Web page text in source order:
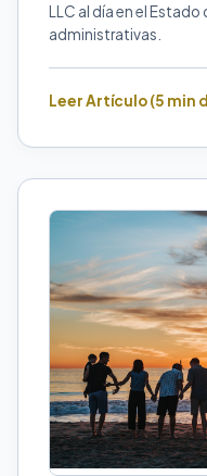
LLC al día en el
administrativas.
Leer Artículo (5 min